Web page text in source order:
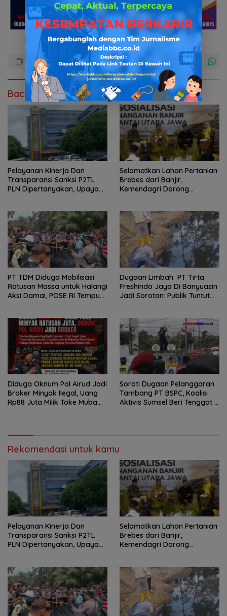
Baca Juga
Pelayanan Kinerja Dan
Transparansi Sanksi P2TL
PLN Dipertanyakan, Upaya
Selamatkan Lahan Pertanian
Brebes dari Banjir,
Kemendagri Dorong
PT TDM Diduga Mobilisasi
Ratusan Massa untuk Halangi
Aksi Damai, POSE RI Tempuh
Dugaan Limbah PT Tirta
Freshindo Jaya Di Banyuasin
Jadi Sorotan: Publik Tuntut
Diduga Oknum Pol Airud Jadi
Broker Minyak Ilegal, Uang
Rp88 Juta Milik Toke Muba
Soroti Dugaan Pelanggaran
Tambang PT BSPC, Koalisi
Aktivis Sumsel Beri Tenggat 1
Rekomendasi untuk kamu
Pelayanan Kinerja Dan
Transparansi Sanksi P2TL
PLN Dipertanyakan, Upaya
Selamatkan Lahan Pertanian
Brebes dari Banjir,
Kemendagri Dorong